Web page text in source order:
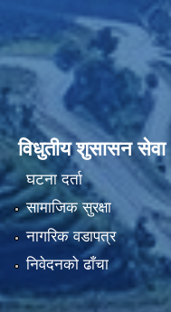
विधुतीय शुसासन सेवा
घटना दर्ता
सामाजिक सुरक्षा
नागरिक वडापत्र
निवेदनको ढाँचा